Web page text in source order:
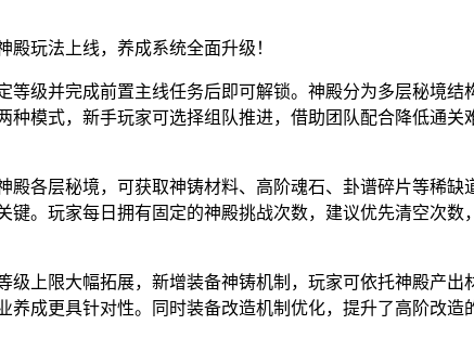
级并完成前置主线任务后即可解锁。神殿分为多层秘境结
模式，新手玩家可选择组队推进，借助团队配合降低通关
各层秘境，可获取神铸材料、高阶魂石、卦谱碎片等稀缺
。玩家每日拥有固定的神殿挑战次数，建议优先清空次数
上限大幅拓展，新增装备神铸机制，玩家可依托神殿产出
成更具针对性。同时装备改造机制优化，提升了高阶改造